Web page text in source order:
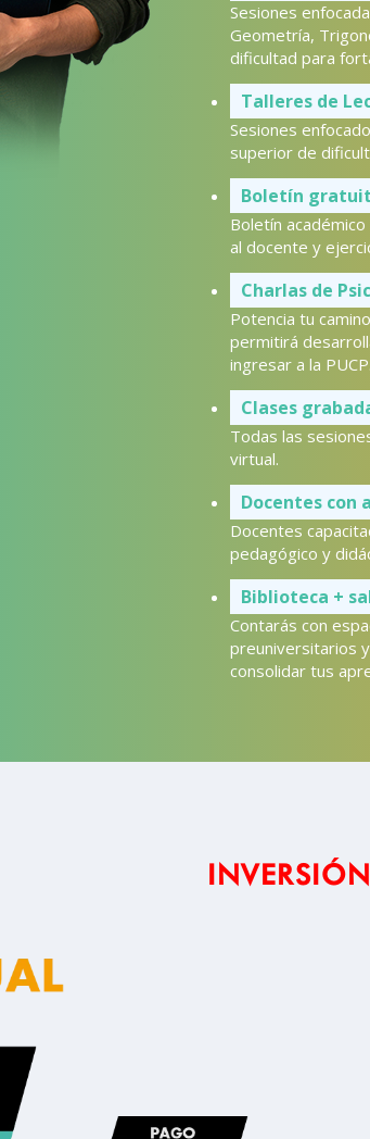
Sesiones
Geometría,
dificultad para
Talleres de
Sesiones
superior de
Boletín
Boletín
al docente y
Charlas de
Potencia tu
permitirá
ingresar a la PUCP.
Clases
Todas las
virtual.
Docentes con
Docentes
pedagógico y
Biblioteca +
Contarás con
preuniversitarios
consolidar tus
INVERSIÓN